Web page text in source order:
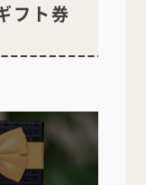
フト券